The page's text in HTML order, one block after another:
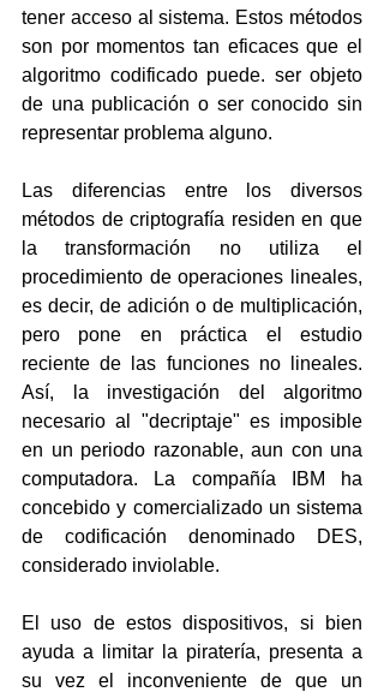
tener acceso al sistema. Estos métodos
son por momentos tan eficaces que el
algoritmo codificado puede. ser objeto
de una publicación o ser conocido sin
representar problema alguno.
Las diferencias entre los diversos
métodos de criptografía residen en que
la transformación no utiliza el
procedimiento de operaciones lineales,
es decir, de adición o de multiplicación,
pero pone en práctica el estudio
reciente de las funciones no lineales.
Así, la investigación del algoritmo
necesario al "decriptaje" es imposible
en un periodo razonable, aun con una
computadora. La compañía IBM ha
concebido y comercializado un sistema
de codificación denominado DES,
considerado inviolable.
El uso de estos dispositivos, si bien
ayuda a limitar la piratería, presenta a
su vez el inconveniente de que un